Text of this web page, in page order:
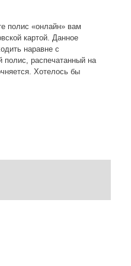
полис «онлайн» вам
картой. Данное
наравне с
распечатанный на
Хотелось бы